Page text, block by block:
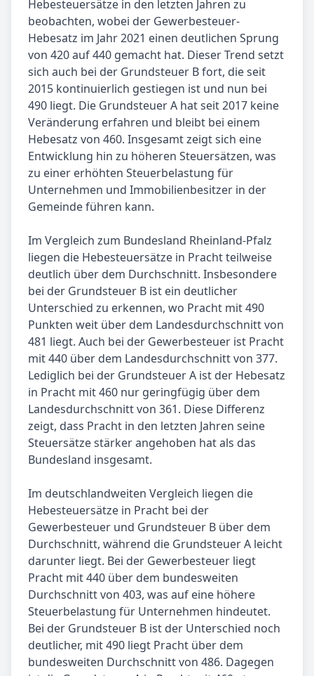
Hebesteuersätze in den letzten Jahren zu
beobachten, wobei der Gewerbesteuer-
Hebesatz im Jahr 2021 einen deutlichen Sprung
von 420 auf 440 gemacht hat. Dieser Trend setzt
sich auch bei der Grundsteuer B fort, die seit
2015 kontinuierlich gestiegen ist und nun bei
490 liegt. Die Grundsteuer A hat seit 2017 keine
Veränderung erfahren und bleibt bei einem
Hebesatz von 460. Insgesamt zeigt sich eine
Entwicklung hin zu höheren Steuersätzen, was
zu einer erhöhten Steuerbelastung für
Unternehmen und Immobilienbesitzer in der
Gemeinde führen kann.
Im Vergleich zum Bundesland Rheinland-Pfalz
liegen die Hebesteuersätze in Pracht teilweise
deutlich über dem Durchschnitt. Insbesondere
bei der Grundsteuer B ist ein deutlicher
Unterschied zu erkennen, wo Pracht mit 490
Punkten weit über dem Landesdurchschnitt von
481 liegt. Auch bei der Gewerbesteuer ist Pracht
mit 440 über dem Landesdurchschnitt von 377.
Lediglich bei der Grundsteuer A ist der Hebesatz
in Pracht mit 460 nur geringfügig über dem
Landesdurchschnitt von 361. Diese Differenz
zeigt, dass Pracht in den letzten Jahren seine
Steuersätze stärker angehoben hat als das
Bundesland insgesamt.
Im deutschlandweiten Vergleich liegen die
Hebesteuersätze in Pracht bei der
Gewerbesteuer und Grundsteuer B über dem
Durchschnitt, während die Grundsteuer A leicht
darunter liegt. Bei der Gewerbesteuer liegt
Pracht mit 440 über dem bundesweiten
Durchschnitt von 403, was auf eine höhere
Steuerbelastung für Unternehmen hindeutet.
Bei der Grundsteuer B ist der Unterschied noch
deutlicher, mit 490 liegt Pracht über dem
bundesweiten Durchschnitt von 486. Dagegen